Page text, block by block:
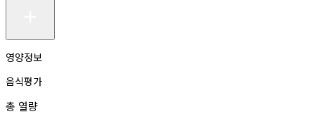
영양정보
음식평가
총 열량